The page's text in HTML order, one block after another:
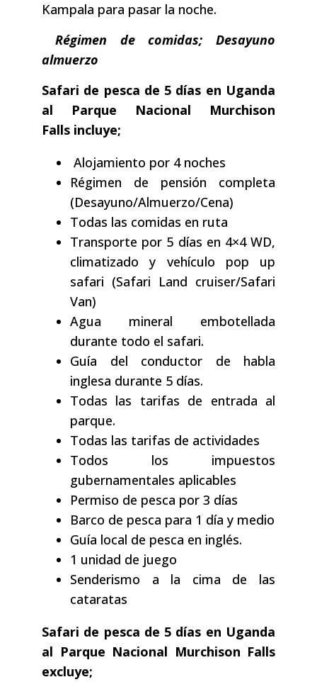
Kampala para pasar la noche.
Régimen de comidas; Desayuno
almuerzo
Safari de pesca de 5 días en Uganda
al Parque Nacional Murchison
Falls incluye;
Alojamiento por 4 noches
Régimen de pensión completa
(Desayuno/Almuerzo/Cena)
Todas las comidas en ruta
Transporte por 5 días en 4×4 WD,
climatizado y vehículo pop up
safari (Safari Land cruiser/Safari
Van)
Agua mineral embotellada
durante todo el safari.
Guía del conductor de habla
inglesa durante 5 días.
Todas las tarifas de entrada al
parque.
Todas las tarifas de actividades
Todos los impuestos
gubernamentales aplicables
Permiso de pesca por 3 días
Barco de pesca para 1 día y medio
Guía local de pesca en inglés.
1 unidad de juego
Senderismo a la cima de las
cataratas
Safari de pesca de 5 días en Uganda
al Parque Nacional Murchison Falls
excluye;